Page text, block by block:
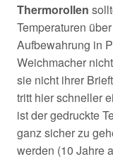
Thermorollen
Temperaturen
Aufbewahrung in
Weichmacher
sie nicht ihrer
tritt hier schneller
ist der gedruckte
ganz sicher zu
werden (10 Jahre